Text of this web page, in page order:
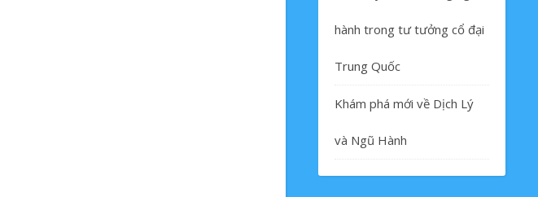
hành trong tư tưởng cổ đại
Trung Quốc
Khám phá mới về Dịch Lý
và Ngũ Hành